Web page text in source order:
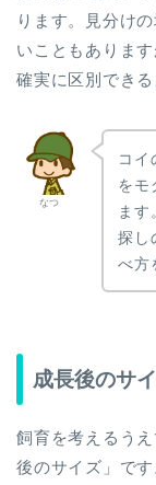
ります。見分け
いこともありま
確実に区別できる
なつ
コイ
をモ
ま
探し
べ方
成長後のサ
飼育を考えるう
後のサイズ」で